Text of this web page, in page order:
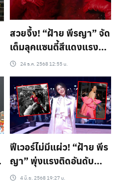
สวยจึ้ง! “ฝ้าย พีรญา” จัด
เต็มลุคแซนตี้สีแดงแรง
ฤทธิ์ ออร่าตัวแม่พุ่ง
กระจาย สวยเป๊ะหัวจรด
เท้าสมมงสุดๆ
24 ธ.ค. 2568 12:55 น.
ฟีเวอร์ไม่มีแผ่ว! “ฝ้าย พีร
ญา” พุ่งแรงติดอันดับ
TOP5 มูลค่าสื่อระดับโลก
4 มิ.ย. 2568 19:27 น.